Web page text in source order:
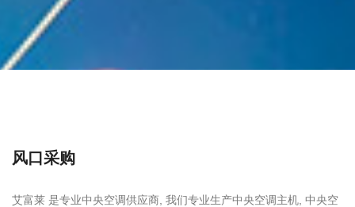
风口采购
艾富莱 是专业中央空调供应商, 我们专业生产中央空调主机, 中央空